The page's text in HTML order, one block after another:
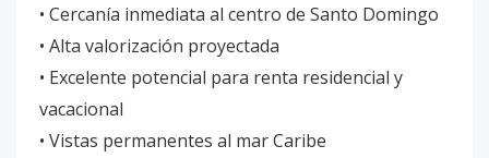
• Cercanía inmediata al centro de Santo Domingo
• Alta valorización proyectada
• Excelente potencial para renta residencial y
vacacional
• Vistas permanentes al mar Caribe